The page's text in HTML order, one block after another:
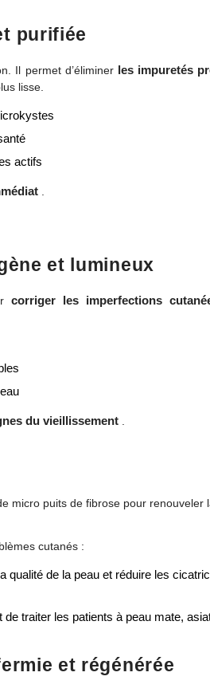
purifiée
Il permet d’éliminer les impuretés
lisse.
actifs
.
et lumineux
corriger les imperfections
du vieillissement.
micro puits de fibrose pour renouveler
cutanés :
qualité de la peau et réduire les
traiter les patients à peau mate,
et régénérée